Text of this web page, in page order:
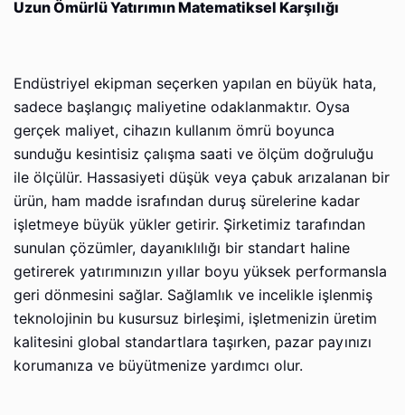
Uzun Ömürlü Yatırımın Matematiksel Karşılığı
Endüstriyel ekipman seçerken yapılan en büyük hata,
sadece başlangıç maliyetine odaklanmaktır. Oysa
gerçek maliyet, cihazın kullanım ömrü boyunca
sunduğu kesintisiz çalışma saati ve ölçüm doğruluğu
ile ölçülür. Hassasiyeti düşük veya çabuk arızalanan bir
ürün, ham madde israfından duruş sürelerine kadar
işletmeye büyük yükler getirir. Şirketimiz tarafından
sunulan çözümler, dayanıklılığı bir standart haline
getirerek yatırımınızın yıllar boyu yüksek performansla
geri dönmesini sağlar. Sağlamlık ve incelikle işlenmiş
teknolojinin bu kusursuz birleşimi, işletmenizin üretim
kalitesini global standartlara taşırken, pazar payınızı
korumanıza ve büyütmenize yardımcı olur.